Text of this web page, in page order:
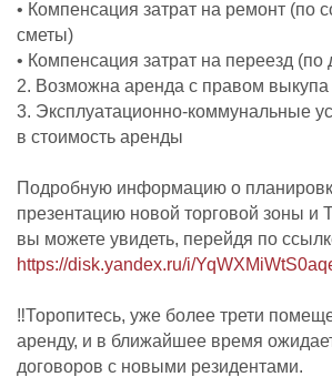
• Компенсация затрат на ремонт (по
сметы)
• Компенсация затрат на переезд (по
2. Возможна аренда с правом выкупа
3. Эксплуатационно-коммунальные
в стоимость аренды
Подробную информацию о
презентацию новой торговой зоны и
вы можете увидеть, перейдя по
https://disk.yandex.ru/i/
‼Торопитесь, уже более трети
аренду, и в ближайшее время
договоров с новыми резидентами.